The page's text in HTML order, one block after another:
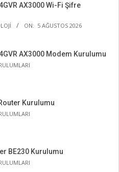
AX3000 Wi-Fi Şifre
ON: 5 AĞUSTOS 2026
AX3000 Modem Kurulumu
Kurulumu
BE230 Kurulumu